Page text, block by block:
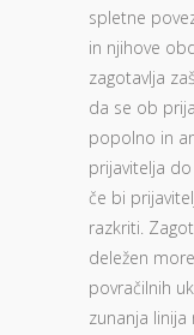
spletne
in njihove
zagotavlja
da se ob
popolno in
prijavitelja
če bi
razkriti.
deležen
povračilnih
zunanja